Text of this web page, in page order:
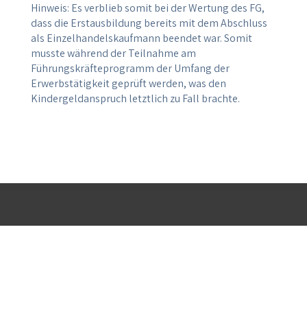
Hinweis: Es verblieb somit bei der Wertung des FG,
dass die Erstausbildung bereits mit dem Abschluss
als Einzelhandelskaufmann beendet war. Somit
musste während der Teilnahme am
Führungskräfteprogramm der Umfang der
Erwerbstätigkeit geprüft werden, was den
Kindergeldanspruch letztlich zu Fall brachte.